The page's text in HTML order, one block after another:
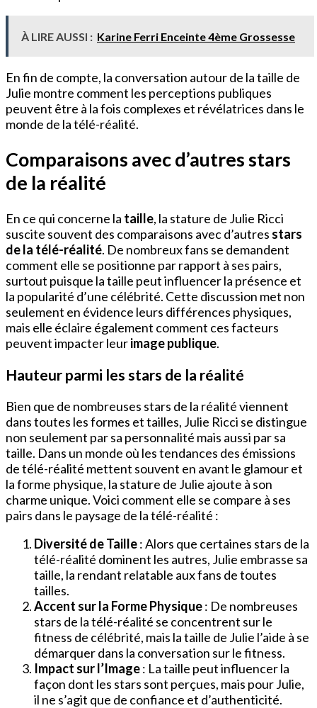
À LIRE AUSSI : Karine Ferri Enceinte 4ème Grossesse
En fin de compte, la conversation autour de la taille de
Julie montre comment les perceptions publiques
peuvent être à la fois complexes et révélatrices dans le
monde de la télé-réalité.
Comparaisons avec d’autres stars
de la réalité
En ce qui concerne la taille, la stature de Julie Ricci
suscite souvent des comparaisons avec d’autres stars
de la télé-réalité. De nombreux fans se demandent
comment elle se positionne par rapport à ses pairs,
surtout puisque la taille peut influencer la présence et
la popularité d’une célébrité. Cette discussion met non
seulement en évidence leurs différences physiques,
mais elle éclaire également comment ces facteurs
peuvent impacter leurimage publique.
Hauteur parmi les stars de la réalité
Bien que de nombreuses stars de la réalité viennent
dans toutes les formes et tailles, Julie Ricci se distingue
non seulement par sa personnalité mais aussi par sa
taille. Dans un monde où les tendances des émissions
de télé-réalité mettent souvent en avant le glamour et
la forme physique, la stature de Julie ajoute à son
charme unique. Voici comment elle se compare à ses
pairs dans le paysage de la télé-réalité :
Diversité de Taille: Alors que certaines stars de la
télé-réalité dominent les autres, Julie embrasse sa
taille, la rendant relatable aux fans de toutes
tailles.
Accent sur la Forme Physique: De nombreuses
stars de la télé-réalité se concentrent sur le
fitness de célébrité, mais la taille de Julie l’aide à se
démarquer dans la conversation sur le fitness.
Impact sur l’Image: La taille peut influencer la
façon dont les stars sont perçues, mais pour Julie,
il ne s’agit que de confiance et d’authenticité.